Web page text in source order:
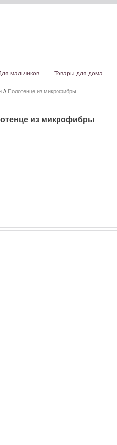
мальчиков Товары для дома
// Полотенце из микрофибры
из микрофибры